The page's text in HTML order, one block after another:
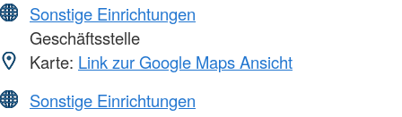
Sonstige Einrichtungen
Geschäftsstelle
Karte: Link zur Google Maps Ansicht
Sonstige Einrichtungen